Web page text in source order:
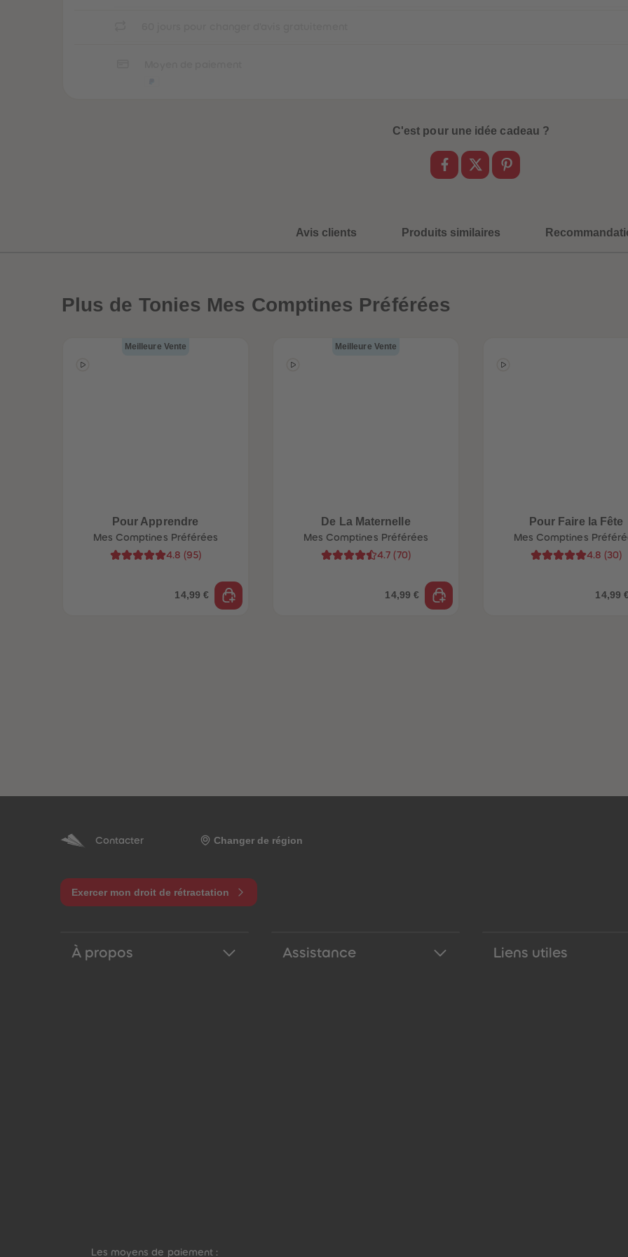
C'est pour une idée cadeau ?
Avis clients Produits similaires
Plus de Tonies Mes Comptines Préférées
Meilleure Vente
Pour Apprendre
Mes Comptines Préférées
4.8 (95)
14,99 €
Meilleure Vente
De La Maternelle
Mes Comptines Préférées
4.7 (70)
14,99 €
Pour Faire la Fête
Mes Comptines
4.8 (30)
14,99 €
Contacter Changer de région
Exercer mon droit de rétractation
À propos Assistance Liens utiles
Les moyens de paiement :